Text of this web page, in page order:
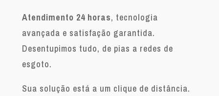
Atendimento 24 horas, tecnologia
avançada e satisfação garantida.
Desentupimos tudo, de pias a redes de
esgoto.
Sua solução está a um clique de distância.